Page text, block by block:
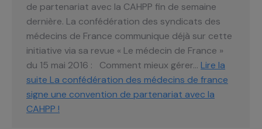
de partenariat avec la CAHPP fin de semaine
dernière. La confédération des syndicats des
médecins de France communique déjà sur cette
initiative via sa revue « Le médecin de France »
du 15 mai 2016 : Comment mieux gérer… Lire la
suite La confédération des médecins de france
signe une convention de partenariat avec la
CAHPP !